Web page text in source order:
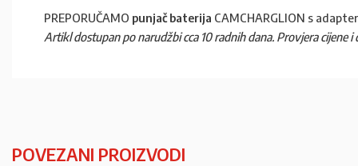
PREPORUČAMO punjač baterija CAMCHARGLION s
Artikl dostupan po narudžbi cca 10 radnih dana. Provjera cijene
POVEZANI PROIZVODI